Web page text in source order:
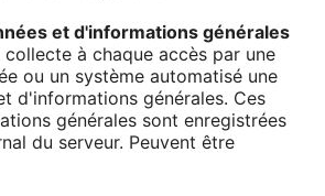
et d'informations générales
à chaque accès par une
ou un système automatisé une
d'informations générales. Ces
générales sont enregistrées
du serveur. Peuvent être